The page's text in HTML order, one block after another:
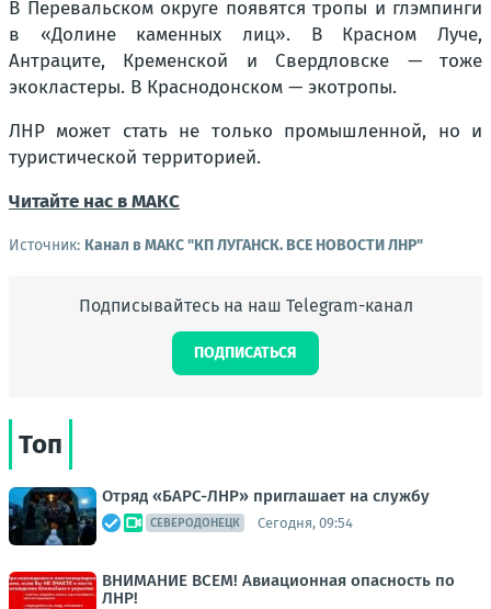
В Перевальском округе появятся тропы и глэмпинги
в «Долине каменных лиц». В Красном Луче,
Антраците, Кременской и Свердловске — тоже
экокластеры. В Краснодонском — экотропы.
ЛНР может стать не только промышленной, но и
туристической территорией.
Читайте нас в МАКС
Источник: Канал в МАКС "КП ЛУГАНСК. ВСЕ НОВОСТИ ЛНР"
Подписывайтесь на наш Telegram-канал
ПОДПИСАТЬСЯ
Топ
Отряд «БАРС-ЛНР» приглашает на службу
СЕВЕРОДОНЕЦК Сегодня, 09:54
ВНИМАНИЕ ВСЕМ! Авиационная опасность по
ЛНР!